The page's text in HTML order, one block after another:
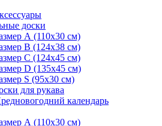
доски
А (110х30 см)
В (124х38 см)
С (124х45 см)
D (135х45 см)
S (95х30 см)
для рукава
календарь
А (110х30 см)